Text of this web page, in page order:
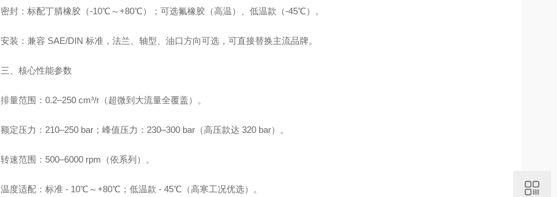
密封：标配丁腈橡胶（-10℃～+80℃）；可选氟橡胶（高温）、低温款（-45℃）。
安装：兼容 SAE/DIN 标准，法兰、轴型、油口方向可选，可直接替换主流品牌。
三、核心性能参数
排量范围：0.2–250 cm³/r（超微到大流量全覆盖）。
额定压力：210–250 bar；峰值压力：230–300 bar（高压款达 320 bar）。
转速范围：500–6000 rpm（依系列）。
温度适配：标准 - 10℃～+80℃；低温款 - 45℃（高寒工况优选）。